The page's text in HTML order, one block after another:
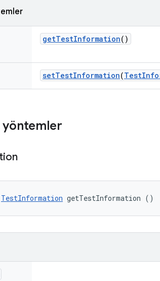
getTestInformation()
setTestInformation(Test
yöntemler
TestInformation getTestInformation ()